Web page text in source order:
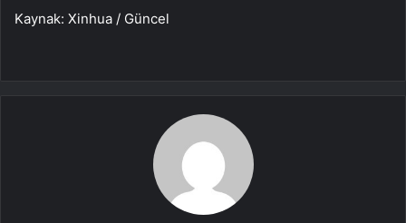
Kaynak: Xinhua / Güncel